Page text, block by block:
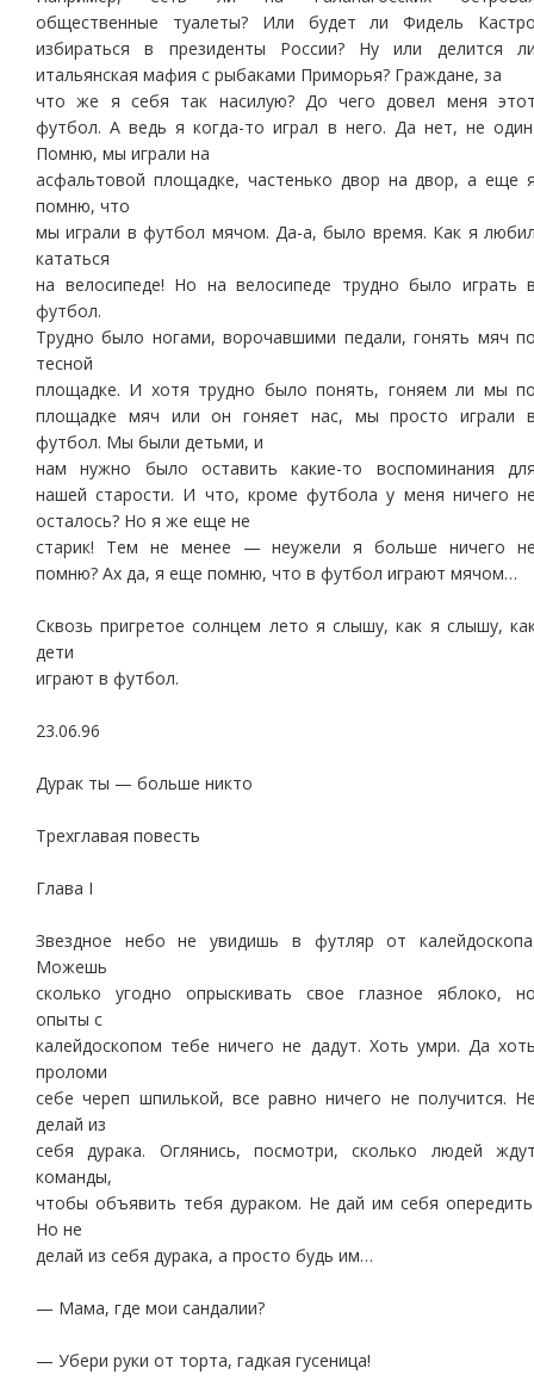
общественные туалеты? Или будет ли Фидель
избираться в президенты России? Ну или делится
итальянская мафия с рыбаками Приморья? Граждане, за
что же я себя так насилую? До чего довел меня
футбол. А ведь я когда-то играл в него. Да нет, не
Помню, мы играли на
асфальтовой площадке, частенько двор на двор, а еще
помню, что
мы играли в футбол мячом. Да-а, было время. Как я
кататься
на велосипеде! Но на велосипеде трудно было играть
футбол.
Трудно было ногами, ворочавшими педали, гонять мяч
тесной
площадке. И хотя трудно было понять, гоняем ли мы
площадке мяч или он гоняет нас, мы просто играли
футбол. Мы были детьми, и
нам нужно было оставить какие-то воспоминания
нашей старости. И что, кроме футбола у меня ничего
осталось? Но я же еще не
старик! Тем не менее — неужели я больше ничего
помню? Ах да, я еще помню, что в футбол играют мячом…
Сквозь пригретое солнцем лето я слышу, как я слышу,
дети
играют в футбол.
23.06.96
Дурак ты — больше никто
Трехглавая повесть
Глава I
Звездное небо не увидишь в футляр от
Можешь
сколько угодно опрыскивать свое глазное яблоко,
опыты с
калейдоскопом тебе ничего не дадут. Хоть умри. Да
проломи
себе череп шпилькой, все равно ничего не получится.
делай из
себя дурака. Оглянись, посмотри, сколько людей
команды,
чтобы объявить тебя дураком. Не дай им себя
Но не
делай из себя дурака, а просто будь им…
— Мама, где мои сандалии?
— Убери руки от торта, гадкая гусеница!